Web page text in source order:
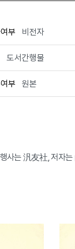
부 비전자
도서간행물
부 원본
행사는 汎友社, 저